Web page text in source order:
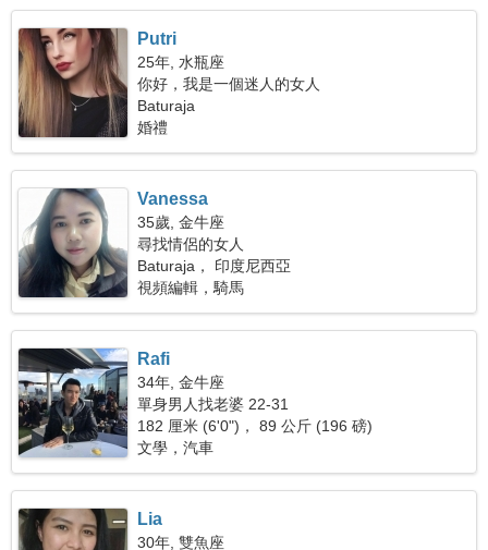
Putri
25年, 水瓶座
你好，我是一個迷人的女人
Baturaja
婚禮
Vanessa
35歲, 金牛座
尋找情侶的女人
Baturaja， 印度尼西亞
視頻編輯，騎馬
Rafi
34年, 金牛座
單身男人找老婆 22-31
182 厘米 (6'0")， 89 公斤 (196 磅)
文學，汽車
Lia
30年, 雙魚座